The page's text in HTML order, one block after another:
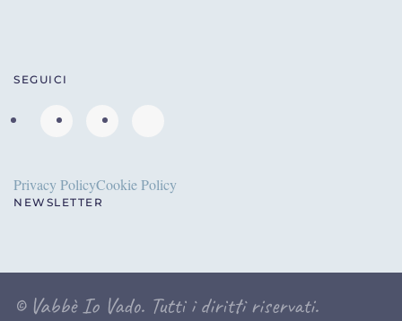
SEGUICI
Privacy PolicyCookie Policy
NEWSLETTER
© Vabbè Io Vado. Tutti i diritti riservati.